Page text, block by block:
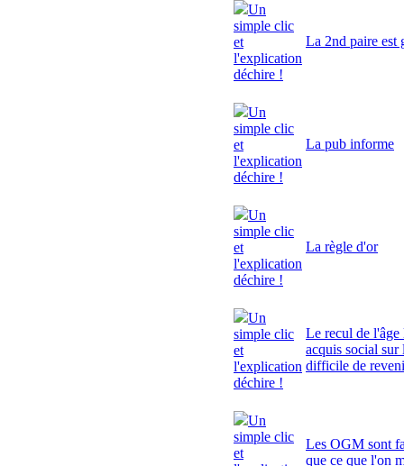
Un
simple clic
et
l'explication
déchire !
La 2nd paire est
Un
simple clic
et
l'explication
déchire !
La pub informe
Un
simple clic
et
l'explication
déchire !
La règle d'or
Un
simple clic
et
l'explication
déchire !
Le recul de l'âge
acquis social sur
difficile de
Un
simple clic
et
Les OGM sont
que ce que l'on